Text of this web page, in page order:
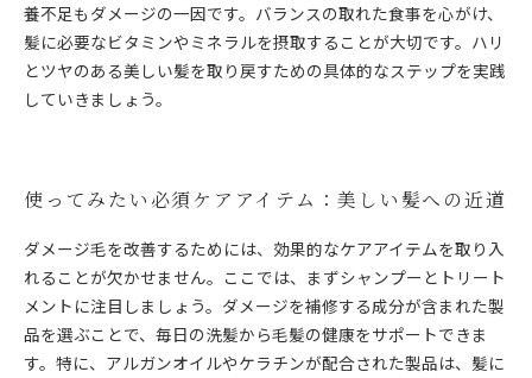
養不足もダメージの一因です。バランスの取れた食事を心がけ、
髪に必要なビタミンやミネラルを摂取することが大切です。ハリ
とツヤのある美しい髪を取り戻すための具体的なステップを実践
していきましょう。
使ってみたい必須ケアアイテム：美しい髪への近道
ダメージ毛を改善するためには、効果的なケアアイテムを取り入
れることが欠かせません。ここでは、まずシャンプーとトリート
メントに注目しましょう。ダメージを補修する成分が含まれた製
品を選ぶことで、毎日の洗髪から毛髪の健康をサポートできま
す。特に、アルガンオイルやケラチンが配合された製品は、髪に